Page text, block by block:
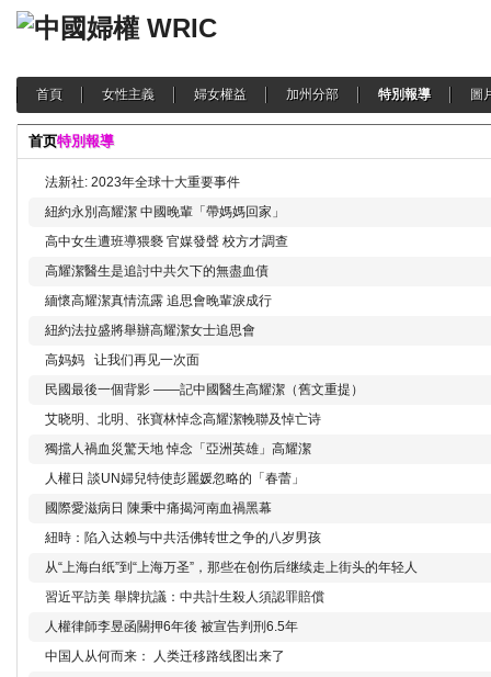
首頁 女性主義 婦女權益 加州分部 特別報導 圖
首页特別報導
法新社: 2023年全球十大重要事件
紐約永別高耀潔 中國晚輩「帶媽媽回家」
高中女生遭班導猥褻 官媒發聲 校方才調查
高耀潔醫生是追討中共欠下的無盡血債
緬懷高耀潔真情流露 追思會晚輩淚成行
紐約法拉盛將舉辦高耀潔女士追思會
高妈妈 让我们再见一次面
民國最後一個背影 ——記中國醫生高耀潔（舊文重提）
艾晓明、北明、张寶林悼念高耀潔輓聯及悼亡诗
獨擋人禍血災驚天地 悼念「亞洲英雄」高耀潔
人權日 談UN婦兒特使彭麗媛忽略的「春蕾」
國際愛滋病日 陳秉中痛揭河南血禍黑幕
紐時：陷入达赖与中共活佛转世之争的八岁男孩
从“上海白纸”到“上海万圣”，那些在创伤后继续走上街头的年轻人
習近平訪美 舉牌抗議：中共計生殺人須認罪賠償
人權律師李昱函關押6年後 被宣告判刑6.5年
中国人从何而来： 人类迁移路线图出来了